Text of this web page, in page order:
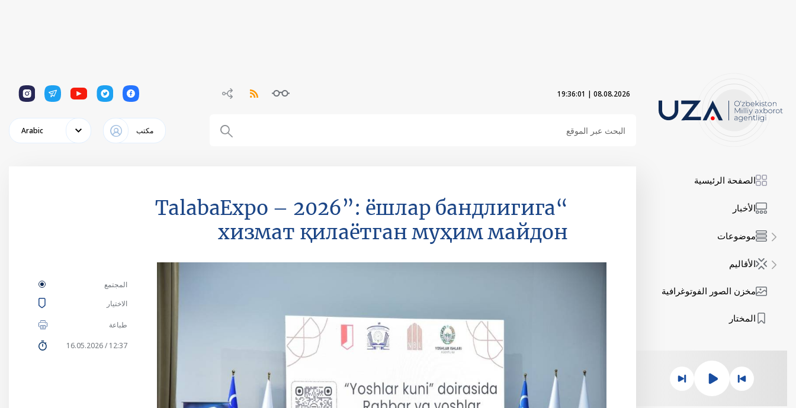
08.08.2026
|
19:36:03
1
1
1
1
1
مكتب Arabic
الصفحة الرئيسية
الأخبار
موضوعات
الأقاليم
مخزن الصور الفوتوغرافية
المختار
“TalabaЕxpo – 2026”: ёшлар бандлигига
хизмат қилаётган муҳим майдон
المجتمع
الاختيار
طباعة
12:37 / 16.05.2026